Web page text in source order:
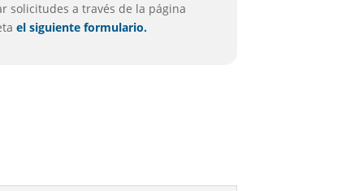
solicitudes a través de la página
el siguiente formulario.